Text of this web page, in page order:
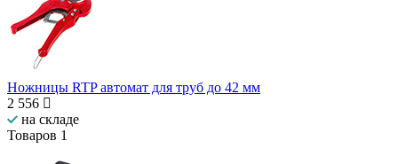
Ножницы RTP автомат для труб до 42 мм
2 556
на складе
Товаров 1